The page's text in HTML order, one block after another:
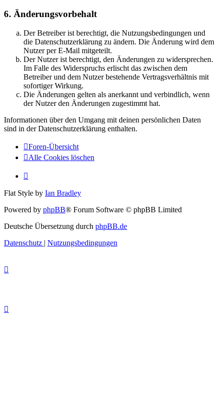
6. Änderungsvorbehalt
Der Betreiber ist berechtigt, die Nutzungsbedingungen und
die Datenschutzerklärung zu ändern. Die Änderung wird dem
Nutzer per E-Mail mitgeteilt.
Der Nutzer ist berechtigt, den Änderungen zu widersprechen.
Im Falle des Widerspruchs erlischt das zwischen dem
Betreiber und dem Nutzer bestehende Vertragsverhältnis mit
sofortiger Wirkung.
Die Änderungen gelten als anerkannt und verbindlich, wenn
der Nutzer den Änderungen zugestimmt hat.
Informationen über den Umgang mit deinen persönlichen Daten
sind in der Datenschutzerklärung enthalten.
Foren-Übersicht
Alle Cookies löschen
Flat Style by Ian Bradley
Powered by phpBB® Forum Software © phpBB Limited
Deutsche Übersetzung durch phpBB.de
Datenschutz | Nutzungsbedingungen